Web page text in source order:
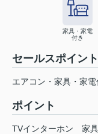
家具・家電
付き
セールスポイント
エアコン・家具・家電
ポイント
TVインターホン 家具